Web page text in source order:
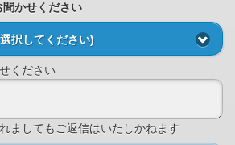
かせください
択してください)
ください
ましてもご返信はいたしかねます